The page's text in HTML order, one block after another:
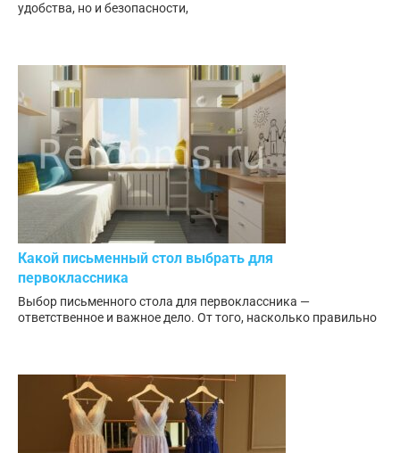
удобства, но и безопасности,
Какой письменный стол выбрать для
первоклассника
Выбор письменного стола для первоклассника —
ответственное и важное дело. От того, насколько правильно